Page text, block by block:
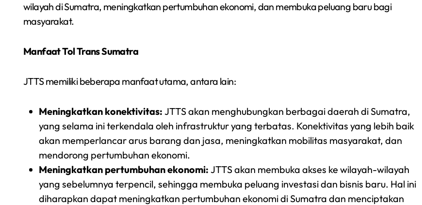
wilayah di Sumatra, meningkatkan pertumbuhan ekonomi, dan membuka peluang baru bagi
masyarakat.
Manfaat Tol Trans Sumatra
JTTS memiliki beberapa manfaat utama, antara lain:
Meningkatkan konektivitas: JTTS akan menghubungkan berbagai daerah di Sumatra,
yang selama ini terkendala oleh infrastruktur yang terbatas. Konektivitas yang lebih baik
akan memperlancar arus barang dan jasa, meningkatkan mobilitas masyarakat, dan
mendorong pertumbuhan ekonomi.
Meningkatkan pertumbuhan ekonomi: JTTS akan membuka akses ke wilayah-wilayah
yang sebelumnya terpencil, sehingga membuka peluang investasi dan bisnis baru. Hal ini
diharapkan dapat meningkatkan pertumbuhan ekonomi di Sumatra dan menciptakan